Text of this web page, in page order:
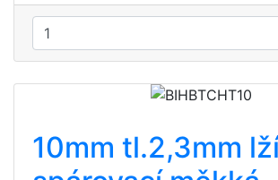
10mm tl.2,3mm